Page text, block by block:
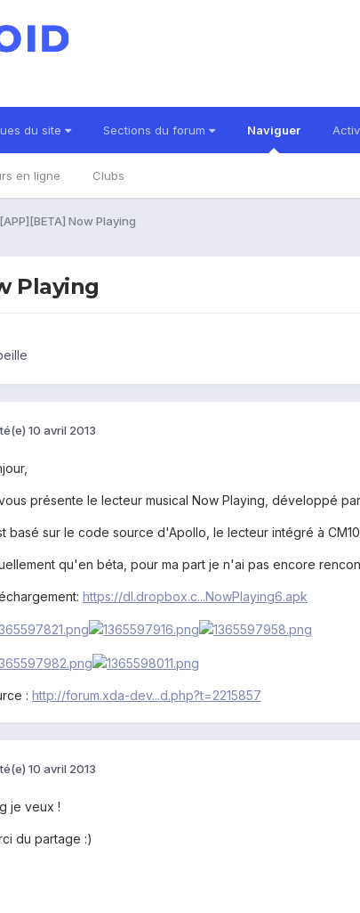
du site Sections du forum Naviguer
en ligne Clubs
[APP][BETA] Now Playing
Playing
10 avril 2013
présente le lecteur musical Now Playing, développé
basé sur le code source d'Apollo, le lecteur intégré à
qu'en béta, pour ma part je n'ai pas encore
https://dl.dropbox.c...NowPlaying6.apk
: http://forum.xda-dev...d.php?t=2215857
10 avril 2013
je veux !
du partage :)